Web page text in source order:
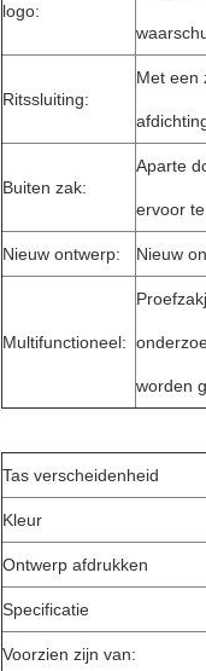
logo:
Ritssluiting:
Met een
Buiten zak:
Aparte
ervoor
Nieuw ontwerp: Nieuw
Multifunctioneel:
worden
Tas verscheidenheid
Kleur
Ontwerp afdrukken
Specificatie
Voorzien zijn van: